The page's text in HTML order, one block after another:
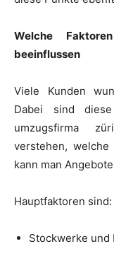
Welche
beeinflussen
Viele Kunden
Dabei sind
umzugsfirma
verstehen,
kann man
Hauptfaktoren sind:
Stockwerke